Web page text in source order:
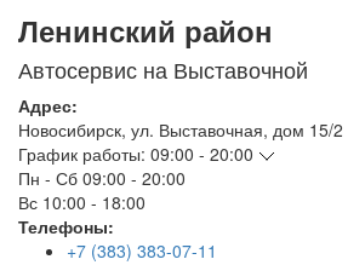
Ленинский район
Автосервис на Выставочной
Адрес:
Новосибирск, ул. Выставочная, дом 15/2
График работы: 09:00 - 20:00
Пн - Сб 09:00 - 20:00
Вс 10:00 - 18:00
Телефоны:
+7 (383) 383-07-11